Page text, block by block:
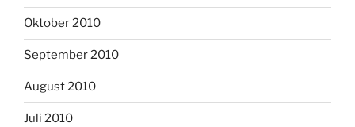
Oktober 2010
September 2010
August 2010
Juli 2010